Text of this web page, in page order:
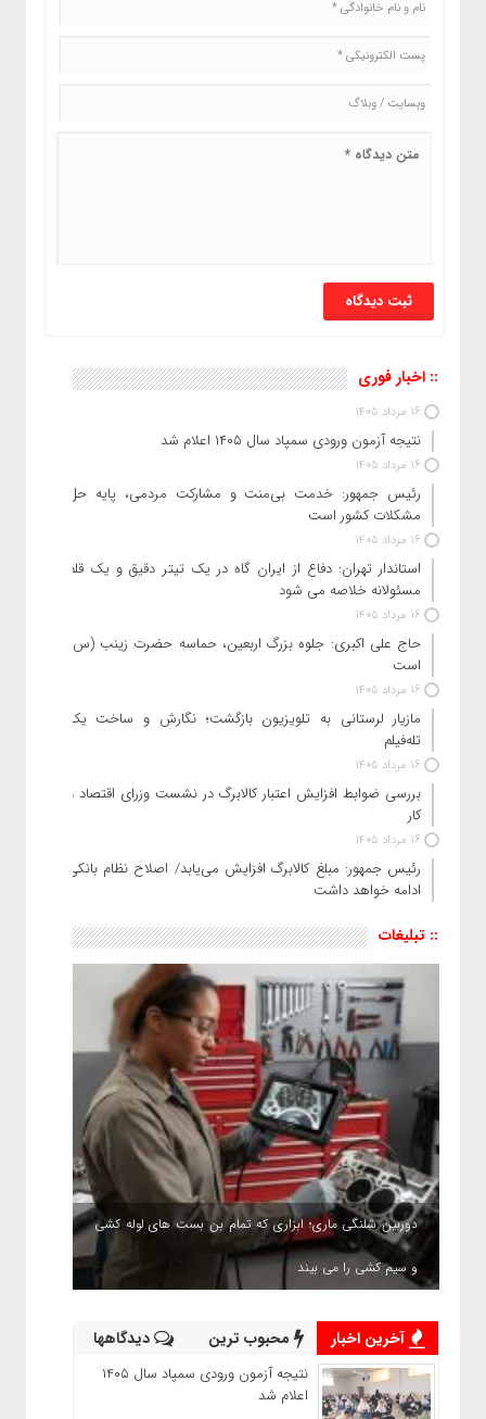
:: اخبار فوری
16 مرداد 1405
نتیجه آزمون ورودی سمپاد سال ۱۴۰۵ اعلام شد
16 مرداد 1405
رئیس جمهور: خدمت بی‌منت و مشارکت مردمی، پایه حل
مشکلات کشور است
16 مرداد 1405
استاندار تهران: دفاع از ایران گاه در یک تیتر دقیق و یک قلم
مسئولانه خلاصه می شود
16 مرداد 1405
حاج‌ علی‌ اکبری: جلوه بزرگ اربعین، حماسه حضرت زینب (س)
است
16 مرداد 1405
مازیار لرستانی به تلویزیون بازگشت؛ نگارش و ساخت یک
تله‌فیلم
16 مرداد 1405
بررسی ضوابط افزایش اعتبار کالابرگ در نشست وزرای اقتصاد و
کار
16 مرداد 1405
رئیس‌ جمهور: مبلغ کالابرگ افزایش می‌یابد/ اصلاح نظام بانکی
ادامه خواهد داشت
:: تبلیغات
دوربین شلنگی ماری؛ ابزاری که تمام بن بست های لوله کشی
و سیم کشی را می بیند
آخرین اخبار محبوب ترین دیدگاهها
نتیجه آزمون ورودی سمپاد سال ۱۴۰۵
اعلام شد